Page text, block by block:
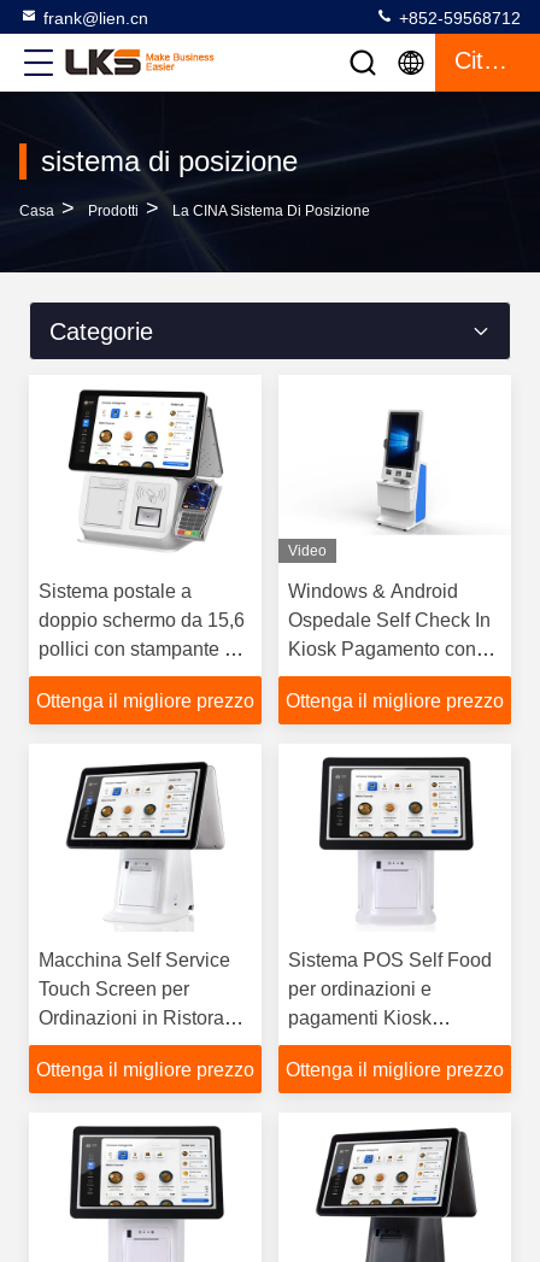
frank@lien.cn +852-59568712
Citazione
sistema di posizione
Casa > Prodotti > La CINA Sistema Di Posizione
Categorie
Sistema postale a
doppio schermo da 15,6
pollici con stampante di
ricevute e scanner di
codici a barre
Ottenga il migliore prezzo
Video
Windows & Android
Ospedale Self Check In
Kiosk Pagamento con
carta Macchina self-
service con scanner di
Ottenga il migliore prezzo
Macchina Self Service
Touch Screen per
Ordinazioni in Ristorante
Sistemi Pos
Ottenga il migliore prezzo
Sistema POS Self Food
per ordinazioni e
pagamenti Kiosk
Scanner QR Code per
Ristorante Centro
Ottenga il migliore prezzo